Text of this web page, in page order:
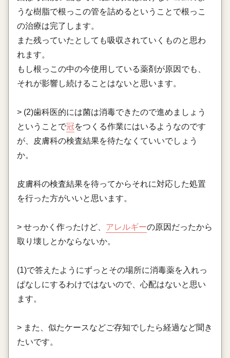
うな樹脂で根っこの管を詰めるということで根っこ
の治療は完了します。
また残っていたとしても吸収されていくものと思わ
れます。
もし根っこの中の今使用している薬剤が原因でも、
それが影響し続けることはないと思います。
> (2)歯科医的には菌は消毒できたので進めましょう
ということで冠をつくる作業にはいるようなのです
が、皮膚科の検査結果を待たなくていいでしょう
か。
皮膚科の検査結果を待ってからそれに対応した処置
を行った方がいいと思います。
> せっかく作ったけど、 アレルギーの原因だったから
取り壊しとかならないか。
(1)で答えたようにずっとその場所に消毒薬を入れっ
ぱなしにするわけではないので、心配はないと思い
ます。
> また、似たケースなどご存知でしたら経過など聞き
たいです。